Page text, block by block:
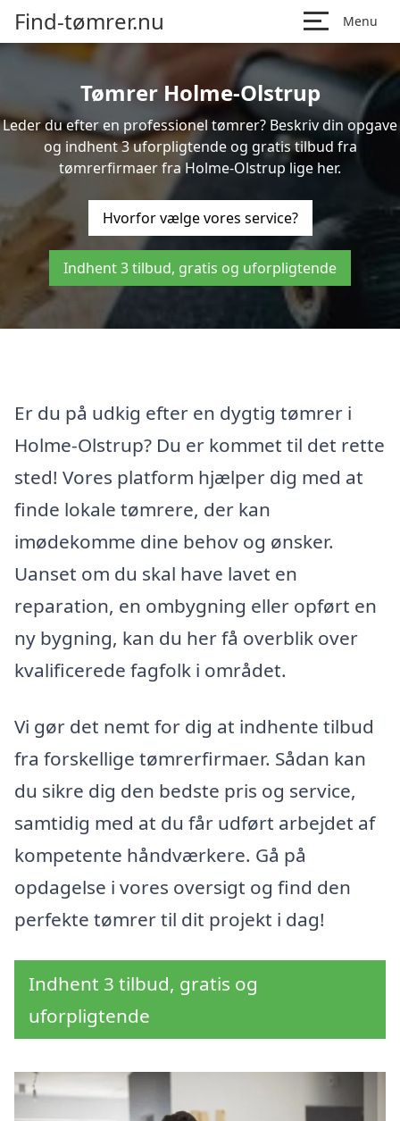
Find-tømrer.nu Menu
Tømrer Holme-Olstrup
Leder du efter en professionel tømrer? Beskriv din opgave
og indhent 3 uforpligtende og gratis tilbud fra
tømrerfirmaer fra Holme-Olstrup lige her.
Hvorfor vælge vores service?
Indhent 3 tilbud, gratis og uforpligtende
Er du på udkig efter en dygtig tømrer i
Holme-Olstrup? Du er kommet til det rette
sted! Vores platform hjælper dig med at
finde lokale tømrere, der kan
imødekomme dine behov og ønsker.
Uanset om du skal have lavet en
reparation, en ombygning eller opført en
ny bygning, kan du her få overblik over
kvalificerede fagfolk i området.
Vi gør det nemt for dig at indhente tilbud
fra forskellige tømrerfirmaer. Sådan kan
du sikre dig den bedste pris og service,
samtidig med at du får udført arbejdet af
kompetente håndværkere. Gå på
opdagelse i vores oversigt og find den
perfekte tømrer til dit projekt i dag!
Indhent 3 tilbud, gratis og
uforpligtende